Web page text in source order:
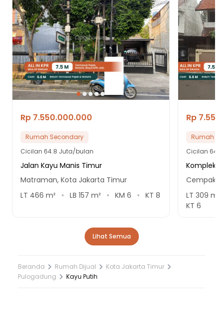
Rp 7.550.000.000
Rumah Secondary
Cicilan 64.8 Juta/bulan
Jalan Kayu Manis Timur
Matraman, Kota Jakarta Timur
LT 466 m² LB 157 m² KM 6 KT 8
Rp
Rumah
Cicilan
Komplek
Cempaka
LT 309 m²
KT 6
Lihat Semua
Beranda Rumah Dijual
Kota Jakarta Timur
Pulogadung
Kayu Putih